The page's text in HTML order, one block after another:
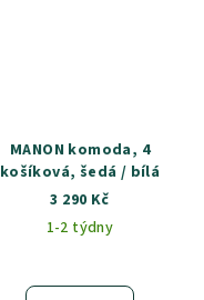
MANON komoda, 4
košíková, šedá / bílá
3 290 Kč
1-2 týdny